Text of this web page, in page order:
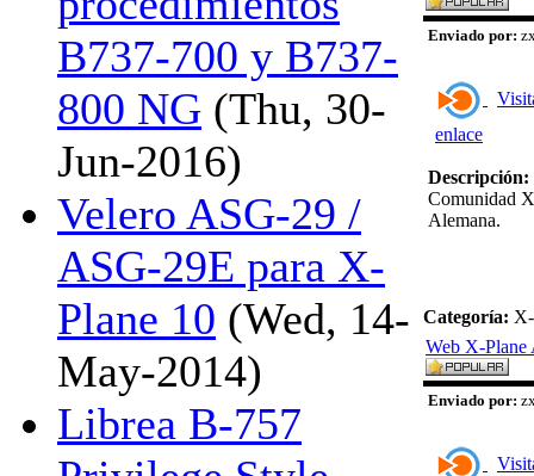
B737-700 y B737-
800 NG (Thu, 30-
Jun-2016)
Velero ASG-29 /
ASG-29E para X-
Plane 10 (Wed, 14-
May-2014)
Librea B-757
Enviado por:
enlace
Descripción:
Comunidad
Alemana.
Categoría:
Web X-Plane
Enviado por: